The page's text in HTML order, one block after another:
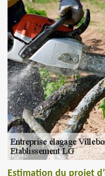
Estimation du projet